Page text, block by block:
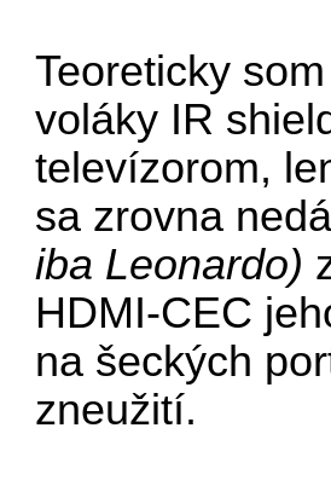
Teoreticky
voláky IR
televízorom,
sa zrovna
iba Leonardo)
HDMI-CEC
na šeckých
zneužití.